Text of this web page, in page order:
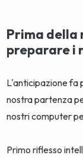
Prima della
preparare i
L'anticipazione fa
nostra partenza
nostri computer
Primo riflesso